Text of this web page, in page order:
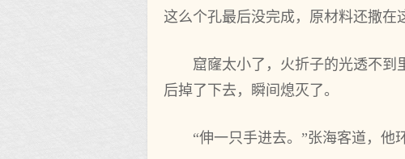
这么个孔最后没完成，原材料还撒在
窟窿太小了，火折子的光透不到
后掉了下去，瞬间熄灭了。
“伸一只手进去。”张海客道，他